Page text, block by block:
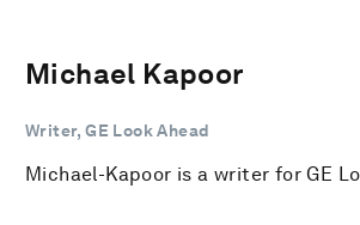
Michael Kapoor
Writer, GE Look Ahead
Michael-Kapoor is a writer for GE